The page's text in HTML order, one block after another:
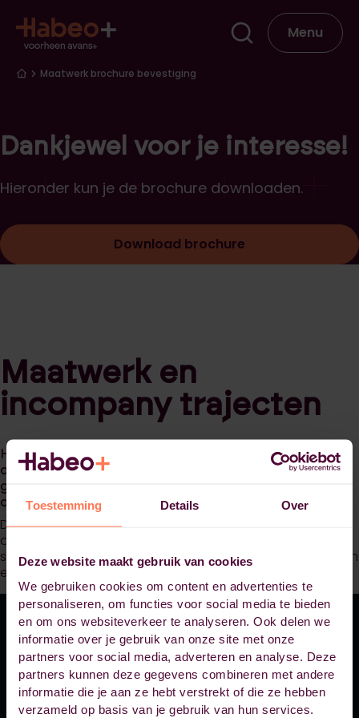
Toestemming Details Over
Deze website maakt gebruik van cookies
We gebruiken cookies om content en advertenties te
personaliseren, om functies voor social media te bieden
en om ons websiteverkeer te analyseren. Ook delen we
informatie over je gebruik van onze site met onze
partners voor social media, adverteren en analyse. Deze
partners kunnen deze gegevens combineren met andere
informatie die je aan ze hebt verstrekt of die ze hebben
verzameld op basis van je gebruik van hun services.
Menu
Kruimelpad
Maatwerk brochure bevestiging
Dankjewel voor je interesse!
Hieronder kun je de brochure downloaden.
Download brochure
Maatwerk en
incompany trajecten
Habeo+ biedt hoogwaardige maatwerk- en incompany
opleidingen voor organisaties die willen investeren in de
groei en ontwikkeling van hun medewerkers en
organisatie.
Door nauwe samenwerking met bedrijven en instellingen
ontwikkelen we opleidingen die perfect aansluiten
specifieke organisatievraagstukken, sectorontwikkelingen
en strategische doelstellingen.
Mail met ons info@habeoplus.nl
Wij reageren binnen 2 werkdagen.